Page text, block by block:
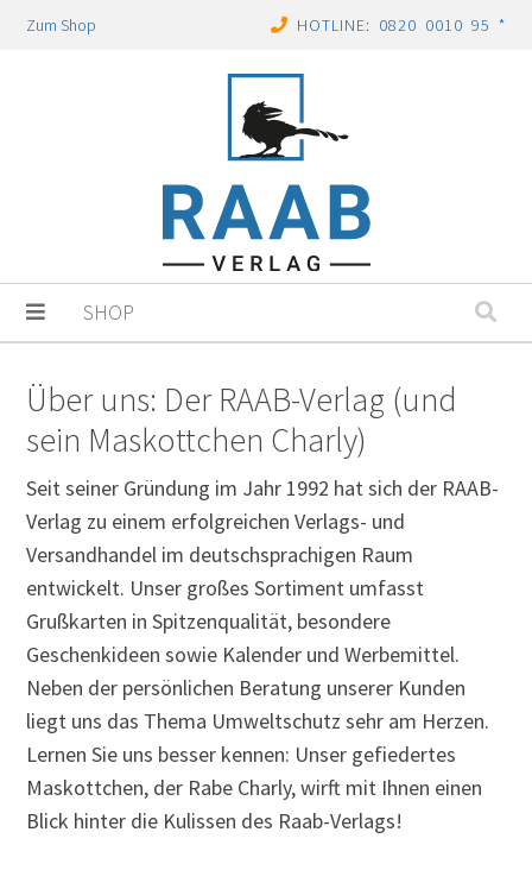
Zum Shop HOTLINE: 0820 0010 95 *
SHOP
Über uns: Der RAAB-Verlag (und
sein Maskottchen Charly)
Seit seiner Gründung im Jahr 1992 hat sich der RAAB-
Verlag zu einem erfolgreichen Verlags- und
Versandhandel im deutschsprachigen Raum
entwickelt. Unser großes Sortiment umfasst
Grußkarten in Spitzenqualität, besondere
Geschenkideen sowie Kalender und Werbemittel.
Neben der persönlichen Beratung unserer Kunden
liegt uns das Thema Umweltschutz sehr am Herzen.
Lernen Sie uns besser kennen: Unser gefiedertes
Maskottchen, der Rabe Charly, wirft mit Ihnen einen
Blick hinter die Kulissen des Raab-Verlags!